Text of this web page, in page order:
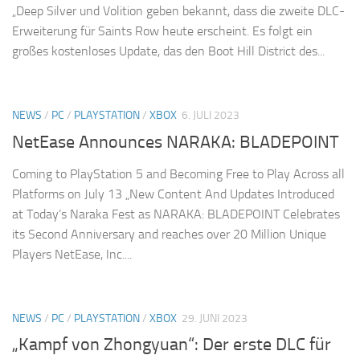
„Deep Silver und Volition geben bekannt, dass die zweite DLC-
Erweiterung für Saints Row heute erscheint. Es folgt ein
großes kostenloses Update, das den Boot Hill District des...
NEWS / PC / PLAYSTATION/ XBOX 6. JULI 2023
NetEase Announces NARAKA: BLADEPOINT
Coming to PlayStation 5 and Becoming Free to Play Across all
Platforms on July 13 „New Content And Updates Introduced
at Today’s Naraka Fest as NARAKA: BLADEPOINT Celebrates
its Second Anniversary and reaches over 20 Million Unique
Players NetEase, Inc....
NEWS / PC / PLAYSTATION/ XBOX 29. JUNI 2023
„Kampf von Zhongyuan“: Der erste DLC für